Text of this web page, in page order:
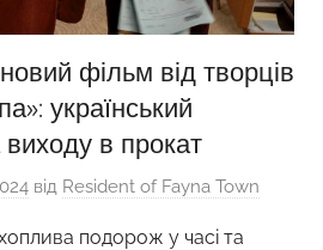
фільм від творців
український
в прокат
від Resident of Fayna Town
подорож у часі та